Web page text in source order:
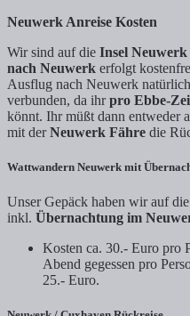
Neuwerk Anreise Kosten
Wir sind auf die Insel Neuwerk
nach Neuwerk erfolgt
Ausflug nach Neuwerk
verbunden, da ihrpro Ebbe-
könnt. Ihr müßt dann entweder
mit derNeuwerk Fähre die
Wattwandern Neuwerk mit
Unser Gepäck haben wir auf
inkl. Übernachtung im
Kosten ca. 30.- Euro pro
Abend gegessen pro
25.- Euro.